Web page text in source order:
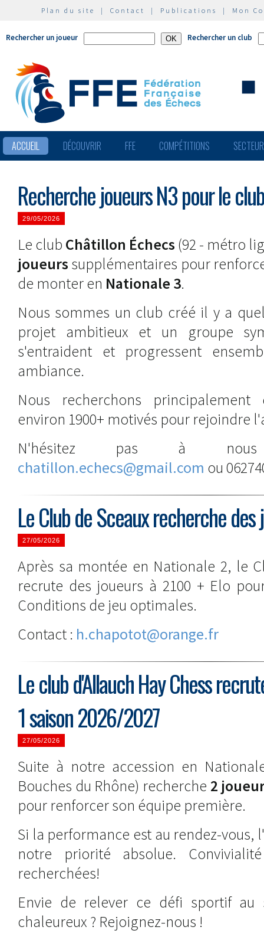
Plan du site | Contact | Publications | Mon
Rechercher un joueur Rechercher un club
ACCUEIL DÉCOUVRIR FFE COMPÉTITIONS
Recherche joueurs N3 pour le
29/05/2026
Le club Châtillon Échecs (92 - métro
joueurs supplémentaires pour
de monter en Nationale 3.
Nous sommes un club créé il y a
projet ambitieux et un groupe
s'entraident et progressent
ambiance.
Nous recherchons principalement
environ 1900+ motivés pour rejoindre
N'hésitez pas à
chatillon.echecs@gmail.com ou
Le Club de Sceaux recherche
27/05/2026
Après sa montée en Nationale 2, le
recrute des joueurs à 2100 + Elo
Conditions de jeu optimales.
Contact : h.chapotot@orange.fr
Le club d'Allauch Hay Chess
1 saison 2026/2027
27/05/2026
Suite à notre accession en
Bouches du Rhône) recherche 2
pour renforcer son équipe première.
Si la performance est au rendez-vous,
notre priorité absolue.
recherchées!
Envie de relever ce défi sportif
chaleureux ? Rejoignez-nous !